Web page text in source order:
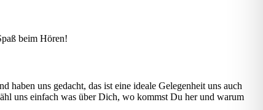
beim Hören!
uns gedacht, das ist eine ideale Gelegenheit uns auch
uns einfach was über Dich, wo kommst Du her und warum